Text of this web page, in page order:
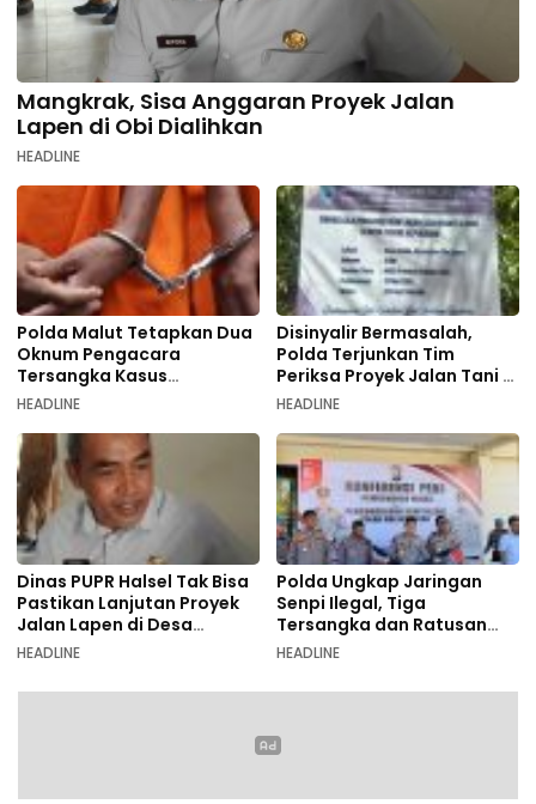
Mangkrak, Sisa Anggaran Proyek Jalan
Lapen di Obi Dialihkan
HEADLINE
Polda Malut Tetapkan Dua
Oknum Pengacara
Tersangka Kasus
Pemalsuan Dokumen
HEADLINE
Disinyalir Bermasalah,
Polda Terjunkan Tim
Periksa Proyek Jalan Tani di
Galala
HEADLINE
Dinas PUPR Halsel Tak Bisa
Pastikan Lanjutan Proyek
Jalan Lapen di Desa
Sambiki
HEADLINE
Polda Ungkap Jaringan
Senpi Ilegal, Tiga
Tersangka dan Ratusan
Amunisi Diamankan
HEADLINE